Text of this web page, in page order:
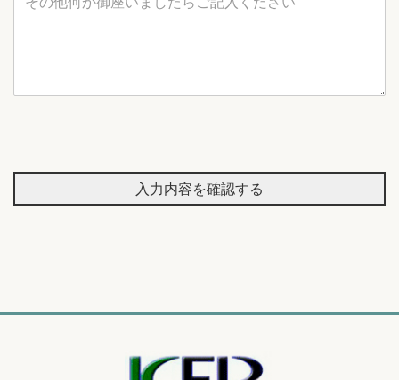
入力内容を確認する